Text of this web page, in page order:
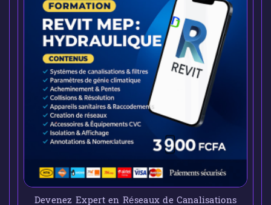
Devenez Expert en Réseaux de Canalisations